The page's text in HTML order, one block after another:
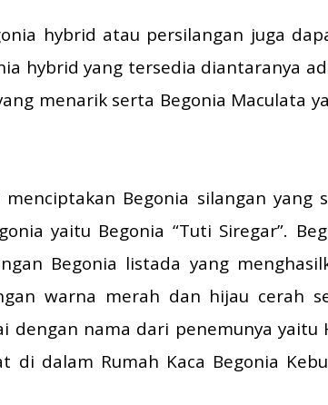
hybrid atau persilangan juga
hybrid yang tersedia diantaranya
menarik serta Begonia Maculata
Begonia silangan
yaitu Begonia “Tuti Siregar”.
Begonia listada yang
warna merah dan hijau cerah
dengan nama dari penemunya yaitu
di dalam Rumah Kaca Begonia